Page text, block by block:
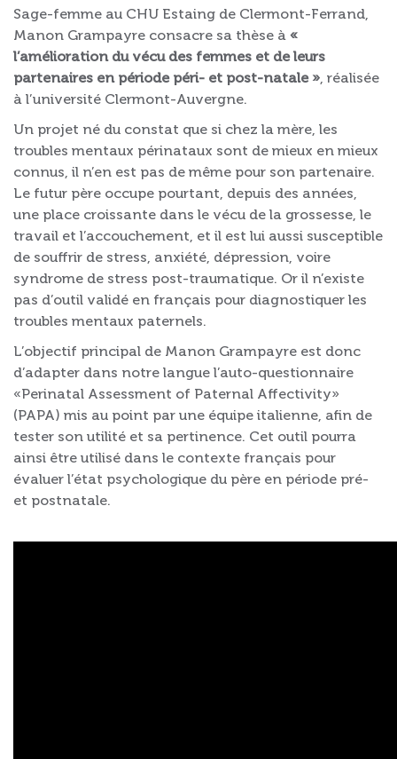
Sage-femme au CHU Estaing de Clermont-Ferrand,
Manon Grampayre consacre sa thèse à «
l’amélioration du vécu des femmes et de leurs
partenaires en période péri- et post-natale », réalisée
à l’université Clermont-Auvergne.
Un projet né du constat que si chez la mère, les
troubles mentaux périnataux sont de mieux en mieux
connus, il n’en est pas de même pour son partenaire.
Le futur père occupe pourtant, depuis des années,
une place croissante dans le vécu de la grossesse, le
travail et l’accouchement, et il est lui aussi susceptible
de souffrir de stress, anxiété, dépression, voire
syndrome de stress post-traumatique. Or il n’existe
pas d’outil validé en français pour diagnostiquer les
troubles mentaux paternels.
L’objectif principal de Manon Grampayre est donc
d’adapter dans notre langue l’auto-questionnaire
«Perinatal Assessment of Paternal Affectivity»
(PAPA) mis au point par une équipe italienne, afin de
tester son utilité et sa pertinence. Cet outil pourra
ainsi être utilisé dans le contexte français pour
évaluer l’état psychologique du père en période pré-
et postnatale.